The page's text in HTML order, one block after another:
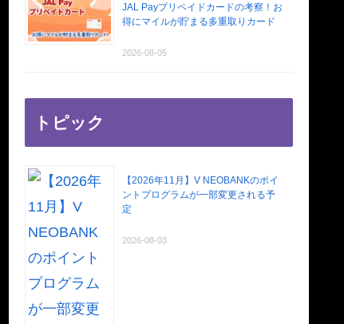
JAL Payプリペイドカードの考察！お
得にマイルが貯まる多重取りカード
2026-08-05
トピック
【2026年11月】V NEOBANKのポイ
ントプログラムが一部変更される予
定
2026-08-03